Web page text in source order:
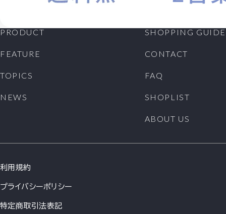
PRODUCT
FEATURE
TOPICS
NEWS
SHOPPING GUIDE
CONTACT
FAQ
SHOPLIST
ABOUT US
利用規約
プライバシーポリシー
特定商取引法表記